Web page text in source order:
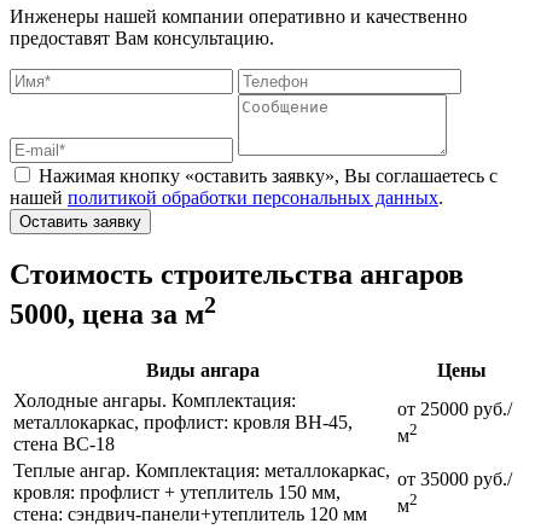
Инженеры нашей компании оперативно и качественно
предоставят Вам консультацию.
Нажимая кнопку «оставить заявку», Вы соглашаетесь с
нашей политикой обработки персональных данных.
Оставить заявку
Стоимость строительства ангаров
5000, цена за м2
Виды ангара
Цены
Холодные ангары. Комплектация:
металлокаркас, профлист: кровля ВН-45,
стена ВС-18
от 25000 руб./
м2
Теплые ангар. Комплектация: металлокаркас,
кровля: профлист + утеплитель 150 мм,
стена: сэндвич-панели+утеплитель 120 мм
от 35000 руб./
м2